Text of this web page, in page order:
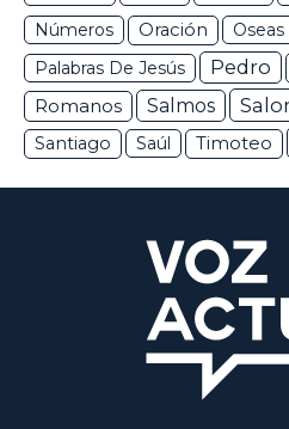
Números Oración Oseas
Palabras De Jesús Pedro
Romanos Salmos
Santiago
Saúl Timoteo